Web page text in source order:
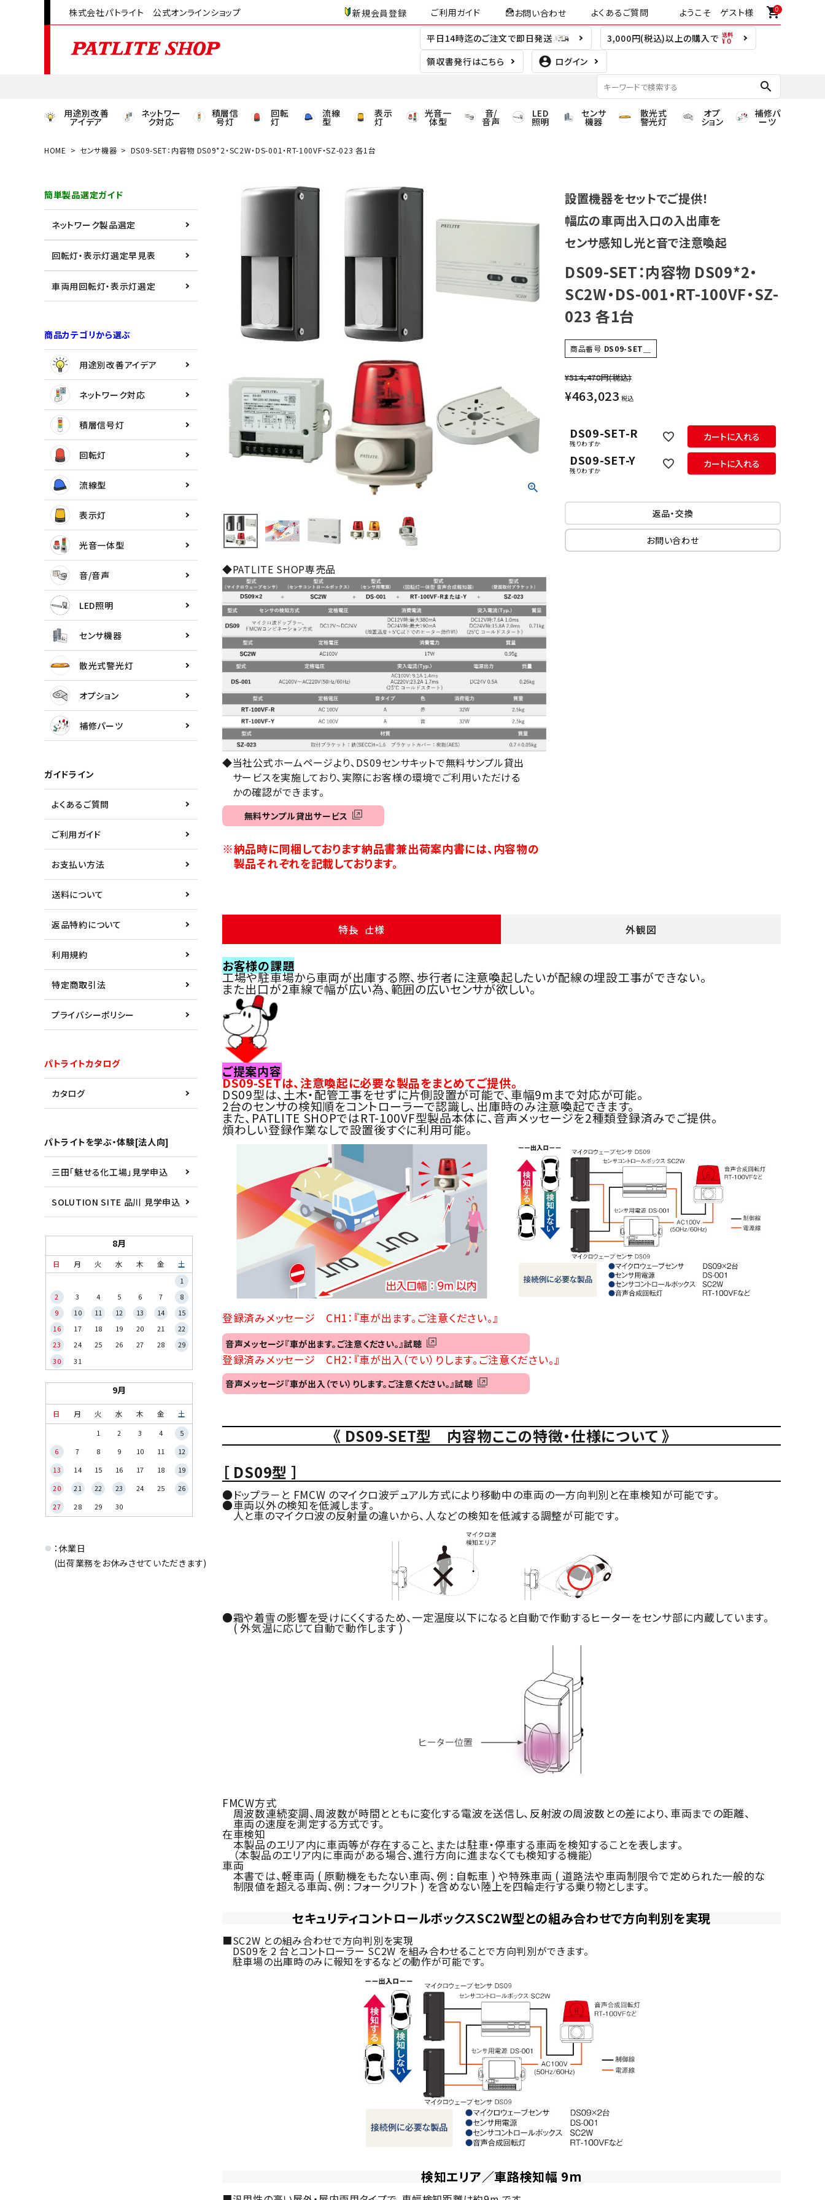
株式会社パトライト 公式オンラインショップ 新規会員登録 ご利用ガイド お問い合わせ よくあるご質問 ようこそ ゲスト様 0
shopping_cart
平日14時迄のご注文で即日発送
3,000円(税込)以上の購入で
領収書発行はこちら
ログイン
search
用途別改善
アイデア
ネットワー
ク対応
積層信
号灯
回転
灯
流線
型
表示
灯
光音一
体型
音/
音声
LED
照明
センサ
機器
散光式
警光灯
オプ
ション
補修パ
ーツ
ACCOUNT MENU
person
用途別改善アイデア
積層信号灯
回転灯
流線型
表示灯
光音一体型
音/音声
LED照明
センサ機器
散光式警光灯
オプション
補修パーツ
製品選定の仕方
ガイドライン
HOME センサ機器 DS09-SET：内容物 DS09*2・SC2W・DS-001・RT-100VF・SZ-023 各1台
簡単製品選定ガイド
ネットワーク製品選定
回転灯・表示灯選定早見表
車両用回転灯・表示灯選定
商品カテゴリから選ぶ
用途別改善アイデア
ネットワーク対応
積層信号灯
回転灯
流線型
表示灯
光音一体型
音/音声
LED照明
センサ機器
散光式警光灯
オプション
補修パーツ
ガイドライン
よくあるご質問
ご利用ガイド
お支払い方法
送料について
返品特約について
利用規約
特定商取引法
プライバシーポリシー
パトライトカタログ
カタログ
パトライトを学ぶ・体験[法人向]
三田「魅せる化工場」見学申込
SOLUTION SITE 品川 見学申込
8月
日 月 火 水 木 金 土
1
2
3 4 5 6 7
8
9
10 11 12 13 14
15
16
17 18 19 20 21
22
23
24 25 26 27 28
29
30
31
9月
日 月 火 水 木 金 土
1 2 3 4
5
6
7 8 9 10 11
12
13
14 15 16 17 18
19
20
21 22 23 24 25
26
27
28 29 30
：休業日
(出荷業務をお休みさせていただきます)
◆PATLITE SHOP専売品
◆当社公式ホームページより、DS09センサキットで無料サンプル貸出
サービスを実施しており、実際にお客様の環境でご利用いただける
かの確認ができます。
無料サンプル貸出サービス
※納品時に同梱しております納品書兼出荷案内書には、内容物の
製品それぞれを記載しております。
設置機器をセットでご提供！
幅広の車両出入口の入出庫を
センサ感知し光と音で注意喚起
DS09-SET：内容物 DS09*2・
SC2W・DS-001・RT-100VF・SZ-
023 各1台
商品番号 DS09-SET＿
¥514,470円(税込)
¥463,023 税込
DS09-SET-R
残りわずか
カートに入れる
DS09-SET-Y
残りわずか
カートに入れる
返品・交換
お問い合わせ
特長・仕様 外観図
お客様の課題
工場や駐車場から車両が出庫する際、歩行者に注意喚起したいが配線の埋設工事ができない。
また出口が2車線で幅が広い為、範囲の広いセンサが欲しい。
ご提案内容
DS09-SETは、注意喚起に必要な製品をまとめてご提供。
DS09型は、土木・配管工事をせずに片側設置が可能で、車幅9mまで対応が可能。
2台のセンサの検知順をコントローラーで認識し、出庫時のみ注意喚起できます。
また、PATLITE SHOPではRT-100VF型製品本体に、音声メッセージを2種類登録済みでご提供。
煩わしい登録作業なしで設置後すぐに利用可能。
登録済みメッセージ CH1：『車が出ます。ご注意ください。』
音声メッセージ『車が出ます。ご注意ください。』試聴
登録済みメッセージ CH2：『車が出入（でい）りします。ご注意ください。』
音声メッセージ『車が出入（でい）りします。ご注意ください。』試聴
《 DS09-SET型 内容物ここの特徴・仕様について 》
［ DS09型 ］
●ドップラ－と FMCW のマイクロ波デュアル方式により移動中の車両の一方向判別と在車検知が可能です。
●車両以外の検知を低減します。
人と車のマイクロ波の反射量の違いから、人などの検知を低減する調整が可能です。
●霜や着雪の影響を受けにくくするため、一定温度以下になると自動で作動するヒーターをセンサ部に内蔵しています。
( 外気温に応じて自動で動作します )
FMCW方式
周波数連続変調、周波数が時間とともに変化する電波を送信し、反射波の周波数との差により、車両までの距離、
車両の速度を測定する方式です。
在車検知
本製品のエリア内に車両等が存在すること、または駐車・停車する車両を検知することを表します。
（本製品のエリア内に車両がある場合、進行方向に進まなくても検知する機能）
車両
本書では、軽車両 ( 原動機をもたない車両、例 : 自転車 ) や特殊車両 ( 道路法や車両制限令で定められた一般的な
制限値を超える車両、例 : フォークリフト ) を含めない陸上を四輪走行する乗り物とします。
セキュリティコントロールボックスSC2W型との組み合わせで方向判別を実現
■SC2W との組み合わせで方向判別を実現
DS09を 2 台とコントローラー SC2W を組み合わせることで方向判別ができます。
駐車場の出庫時のみに報知をするなどの動作が可能です。
検知エリア／車路検知幅 9m